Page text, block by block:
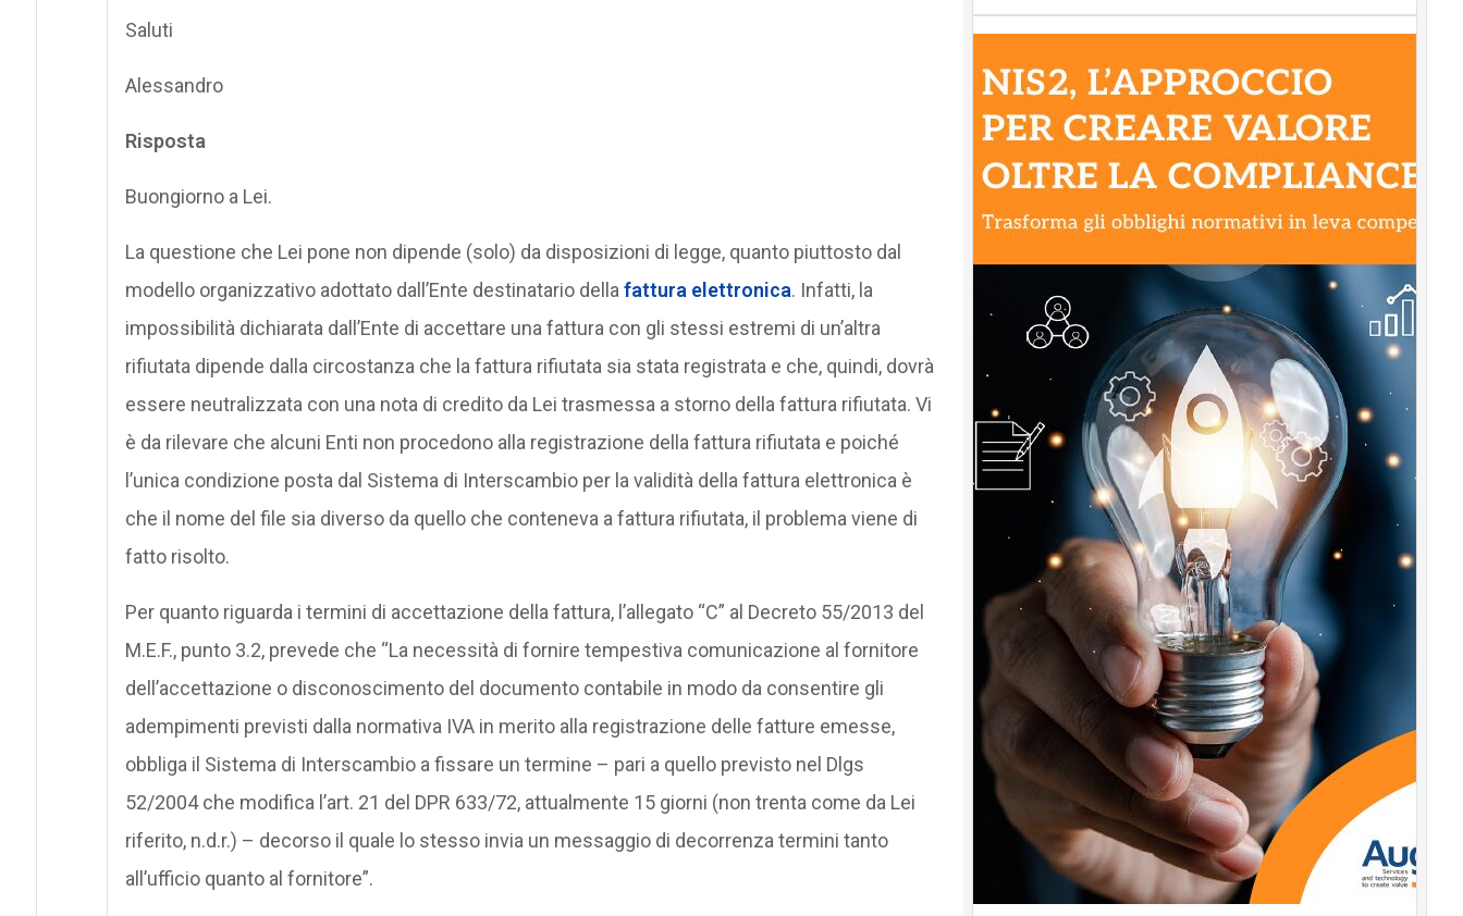
Saluti
Alessandro
Risposta
Buongiorno a Lei.
La questione che Lei pone non dipende (solo) da disposizioni di legge, quanto piuttosto dal
modello organizzativo adottato dall’Ente destinatario della fattura elettronica. Infatti, la
impossibilità dichiarata dall’Ente di accettare una fattura con gli stessi estremi di un’altra
rifiutata dipende dalla circostanza che la fattura rifiutata sia stata registrata e che, quindi, dovrà
essere neutralizzata con una nota di credito da Lei trasmessa a storno della fattura rifiutata. Vi
è da rilevare che alcuni Enti non procedono alla registrazione della fattura rifiutata e poiché
l’unica condizione posta dal Sistema di Interscambio per la validità della fattura elettronica è
che il nome del file sia diverso da quello che conteneva a fattura rifiutata, il problema viene di
fatto risolto.
Per quanto riguarda i termini di accettazione della fattura, l’allegato “C” al Decreto 55/2013 del
M.E.F., punto 3.2, prevede che “La necessità di fornire tempestiva comunicazione al fornitore
dell’accettazione o disconoscimento del documento contabile in modo da consentire gli
adempimenti previsti dalla normativa IVA in merito alla registrazione delle fatture emesse,
obbliga il Sistema di Interscambio a fissare un termine – pari a quello previsto nel Dlgs
52/2004 che modifica l’art. 21 del DPR 633/72, attualmente 15 giorni (non trenta come da Lei
riferito, n.d.r.) – decorso il quale lo stesso invia un messaggio di decorrenza termini tanto
all’ufficio quanto al fornitore”.